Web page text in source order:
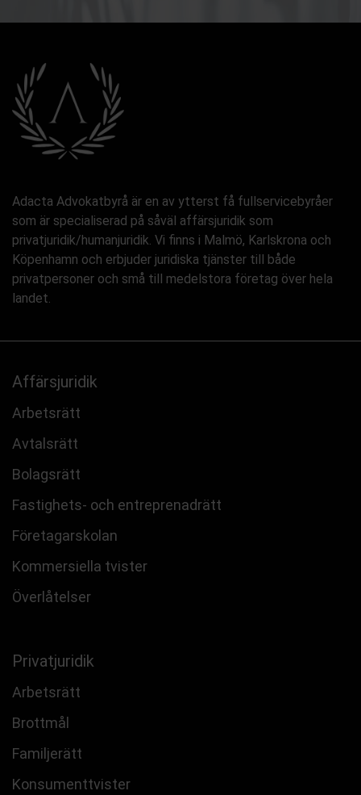
Adacta Advokatbyrå är en av ytterst få fullservicebyråer
som är specialiserad på såväl affärsjuridik som
privatjuridik/humanjuridik. Vi finns i Malmö, Karlskrona och
Köpenhamn och erbjuder juridiska tjänster till både
privatpersoner och små till medelstora företag över hela
landet.
Affärsjuridik
Arbetsrätt
Avtalsrätt
Bolagsrätt
Fastighets- och entreprenadrätt
Företagarskolan
Kommersiella tvister
Överlåtelser
Privatjuridik
Arbetsrätt
Brottmål
Familjerätt
Konsumenttvister